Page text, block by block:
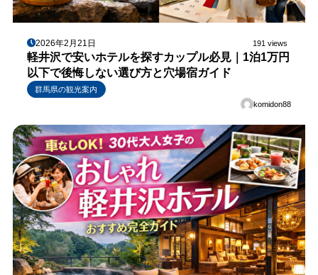
2026年2月21日 191 views
軽井沢で安いホテルを探すカップル必見｜1泊1万円
以下で後悔しない選び方と穴場宿ガイド
群馬県の観光案内
komidon88